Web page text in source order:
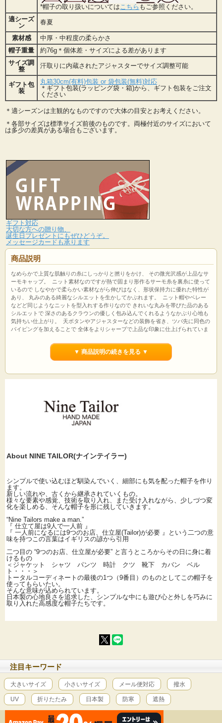
*帽子の取り扱いについては こちら もご参照ください。
適シーズ
ン
春夏
素材感
中厚・中程度の柔らかさ
帽子重量
約76g＊個体差・サイズによる差があります
サイズ調
整
汗取りに内蔵されたアジャスターでサイズ調整可能
ギフト包
装
丸箱30cm(有料)包装 or 袋包装(無料)対応
＊ギフト包装(ラッピング袋・箱)から、ギフト包装をご注文
ください
＊適シーズンは主観的なものですので大体の目安とお考えください。
＊各部サイズは標準サイズ前後のものです。両極付近のサイズにおいて
は多少の差異がある場合もございます。
ギフト対応
大切な方への贈り物、
誕生日プレゼントにもぜひどうぞ。
メッセージカードも承ります
商品説明
なめらかで上質な肌触りの糸にしっかりと撚りをかけ、 その微光沢感が上品なサ
ーモキャップ。 ニット素材なのですが熱で固まり形作るサーモ糸を裏糸に使って
いるので しなやかで柔らかい素材ながら伸びはなく、形状保持力に優れた特性が
あり、 丸みのある綺麗なシルエットを生かしてかぶれます。 ニット帽やベレー
などど同じようなニットを型入れする作りなので きれいな丸みを帯びた品のある
シルエットで 深さのあるクラウンの優しく包み込んでくれるようなかぶり心地も
気持ちい仕上がり。 天ボタンやアジャスターなどの装飾を省き、ツバ先に同色の
パイピングを加えることで 全体をよりシャープで上品な印象に仕上げられていま
イズ調整可能です。 ユニセックスでオススメ。左横にNINE TAILORのロゴリベッ
▼ 商品説明の続きを見る ▼
About NINE TAILOR(ナインテイラー)
シンプルで使い込むほど馴染んでいく、細部にも気を配った帽子を作り
ます。
新しい流れや、古くから継承されていくもの。
様々な要素や感覚、技術を取り入れ、また受け入れながら、少しづつ変
化を楽しめる、そんな帽子を形に残していきます。
“Nine Tailors make a man.”
『 仕立て屋は9人で一人前 』
『 一人前になるには9つのお店、仕立屋(Tailor)が必要 』という二つの意
味を持つこの言葉はイギリスの諺から引用
二つ目の “9つのお店、仕立屋が必要” と言うところからその日に身に着
けるもの
＜ジャケット シャツ パンツ 時計 クツ 靴下 カバン ベル
ト・・・＞
トータルコーディネートの最後の1つ（9番目）のものとしてこの帽子を
使ってもらいたい。
そんな意味が込められています。
日本製の心地良さを追求した、シンプルな中にも遊び心と外しを巧みに
取り入れた高感度な帽子たちです。
注目キーワード
大きいサイズ 小さいサイズ メール便対応 撥水
UV 折りたたみ 日本製 防寒 遮熱